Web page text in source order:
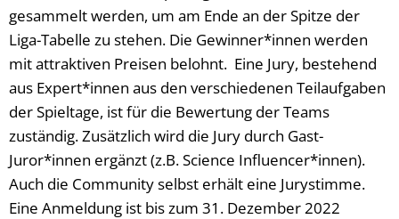
gesammelt werden, um am Ende an der Spitze der
Liga-Tabelle zu stehen. Die Gewinner*innen werden
mit attraktiven Preisen belohnt. Eine Jury, bestehend
aus Expert*innen aus den verschiedenen Teilaufgaben
der Spieltage, ist für die Bewertung der Teams
zuständig. Zusätzlich wird die Jury durch Gast-
Juror*innen ergänzt (z.B. Science Influencer*innen).
Auch die Community selbst erhält eine Jurystimme.
Eine Anmeldung ist bis zum 31. Dezember 2022